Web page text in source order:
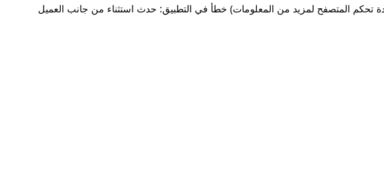
خطأ في التطبيق: حدث استثناء من جانب العميل تحكم المتصفح لمزيد من المعلومات)